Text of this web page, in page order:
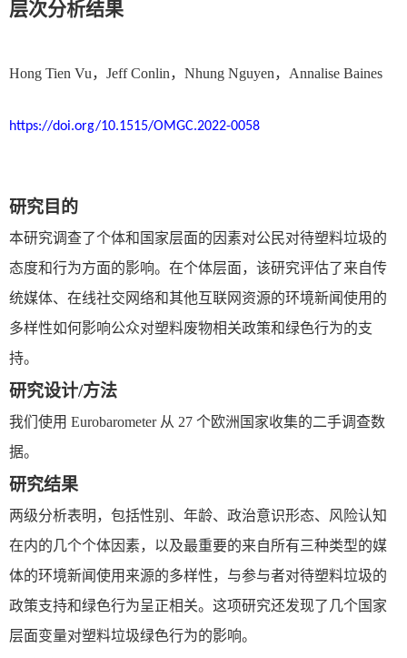
层次分析结果
Hong Tien Vu， Jeff Conlin， Nhung Nguyen， Annalise Baines
https://doi.org/10.1515/OMGC.2022-0058
研究目的
本研究调查了个体和国家层面的因素对公民对待塑料垃圾的
态度和行为方面的影响。在个体层面，该研究评估了来自传
统媒体、在线社交网络和其他互联网资源的环境新闻使用的
多样性如何影响公众对塑料废物相关政策和绿色行为的支
持。
研究设计/方法
我们使用 Eurobarometer 从 27 个欧洲国家收集的二手调查数
据。
研究结果
两级分析表明，包括性别、年龄、政治意识形态、风险认知
在内的几个个体因素，以及最重要的来自所有三种类型的媒
体的环境新闻使用来源的多样性，与参与者对待塑料垃圾的
政策支持和绿色行为呈正相关。这项研究还发现了几个国家
层面变量对塑料垃圾绿色行为的影响。